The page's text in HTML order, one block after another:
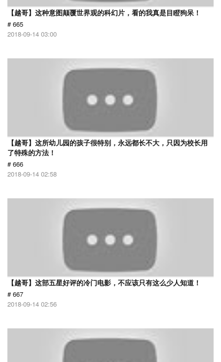
【越哥】这种意图颠覆世界观的科幻片，看的我真是目瞪狗呆！
# 665
2018-09-14 03:00
【越哥】这所幼儿园的孩子很特别，永远都长不大，只因为校长用
了特殊的方法！
# 666
2018-09-14 02:58
【越哥】这部五星好评的冷门电影，不应该只有这么少人知道！
# 667
2018-09-14 02:56